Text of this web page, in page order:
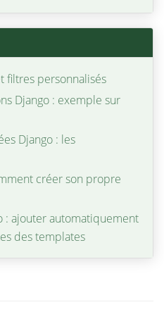
filtres personnalisés
Django : exemple sur
Django : les
créer son propre
: ajouter automatiquement
des templates